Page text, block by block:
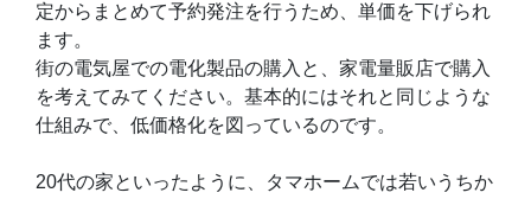
定からまとめて予約発注を行うため、単価を下げられ
ます。
街の電気屋での電化製品の購入と、家電量販店で購入
を考えてみてください。基本的にはそれと同じような
仕組みで、低価格化を図っているのです。
20代の家といったように、タマホームでは若いうちか